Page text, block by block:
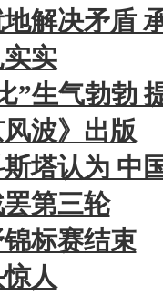
解决矛盾
实
”生气勃勃
风波》出版
塔认为 中
第三轮
标赛结束
人